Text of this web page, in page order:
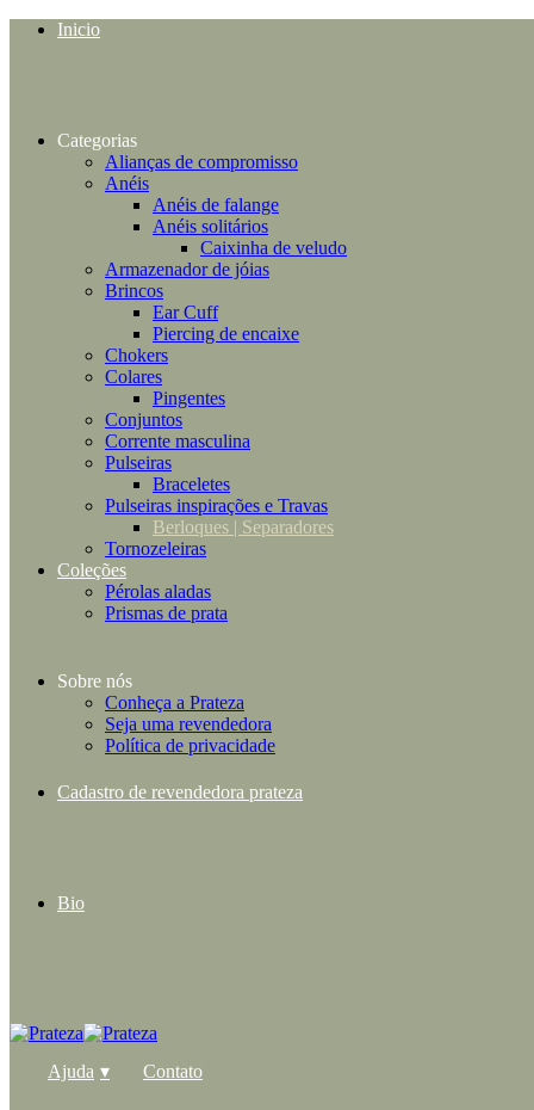
Inicio
Categorias
Alianças de compromisso
Anéis
Anéis de falange
Anéis solitários
Caixinha de veludo
Armazenador de jóias
Brincos
Ear Cuff
Piercing de encaixe
Chokers
Colares
Pingentes
Conjuntos
Corrente masculina
Pulseiras
Braceletes
Pulseiras inspirações e Travas
Berloques | Separadores
Tornozeleiras
Coleções
Pérolas aladas
Prismas de prata
Sobre nós
Conheça a Prateza
Seja uma revendedora
Política de privacidade
Cadastro de revendedora prateza
Bio
Ajuda Contato